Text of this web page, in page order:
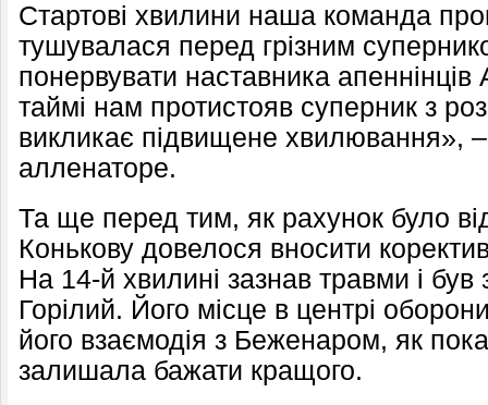
Стартові хвилини наша команда
тушувалася перед грізним
понервувати наставника
таймі нам протистояв суперник з
викликає підвищене хвилювання», –
алленаторе.
Та ще перед тим, як рахунок було
Конькову довелося вносити
На 14-й хвилині зазнав травми і
Горілий. Його місце в центрі
його взаємодія з Беженаром, як
залишала бажати кращого.